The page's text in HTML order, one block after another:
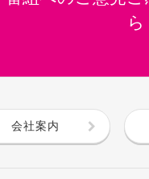
ら
会社案内